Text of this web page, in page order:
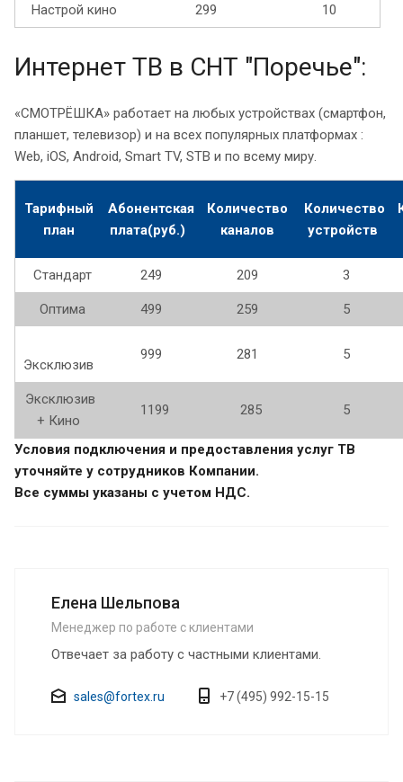
Настрой кино 299 10
Интернет ТВ в СНТ "Поречье":
«СМОТРЁШКА» работает на любых устройствах (смартфон,
планшет, телевизор) и на всех популярных платформах :
Web, iOS, Android, Smart TV, STB и по всему миру.
Тарифный
план
Абонентская
плата(руб.)
Количество
каналов
Количество
устройств
Стандарт 249 209 3
Оптима 499 259 5
Эксклюзив
999 281 5
Эксклюзив
+ Кино
1199 285 5
Условия подключения и предоставления услуг ТВ
уточняйте у сотрудников Компании.
Все суммы указаны с учетом НДС.
Елена Шельпова
Менеджер по работе с клиентами
Отвечает за работу с частными клиентами.
sales@fortex.ru +7 (495) 992-15-15